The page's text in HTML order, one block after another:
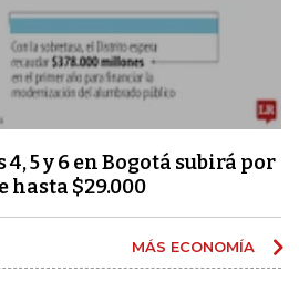
5 y 6 en Bogotá subirá por
hasta $29.000
MÁS ECONOMÍA